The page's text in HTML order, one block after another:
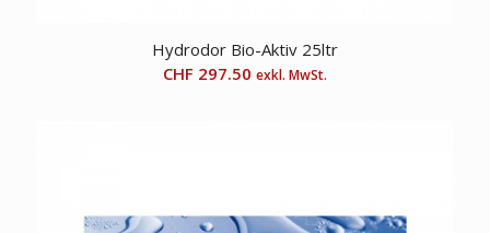
Hydrodor Bio-Aktiv 25ltr
CHF 297.50 exkl. MwSt.